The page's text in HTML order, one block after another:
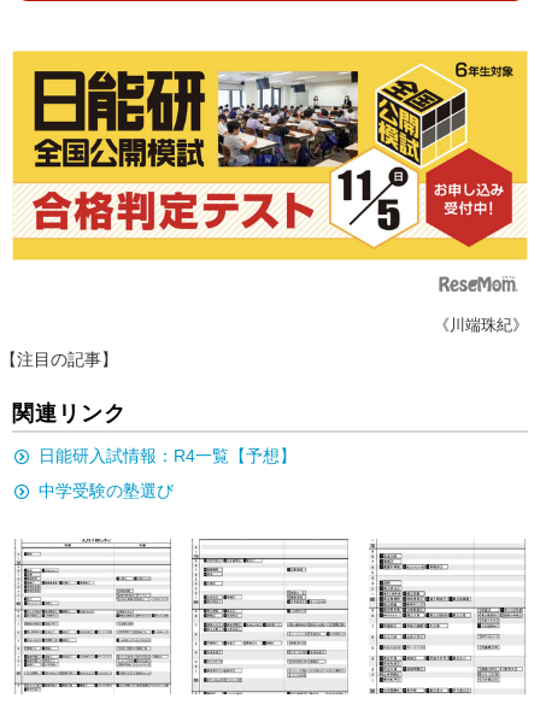
《川端珠紀》
【注目の記事】
関連リンク
日能研入試情報：R4一覧【予想】
中学受験の塾選び